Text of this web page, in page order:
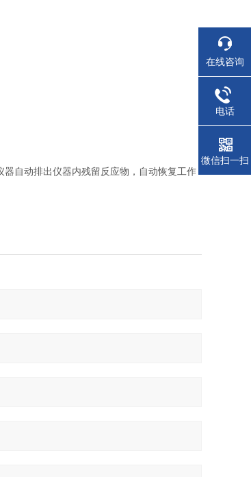
自动排出仪器内残留反应物，自动恢复工作
在线咨询
电话
微信扫一扫